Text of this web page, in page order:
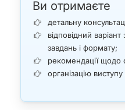
Ви отримаєте
детальну
відповідний
завдань і формату;
рекомендації щодо
організацію виступу